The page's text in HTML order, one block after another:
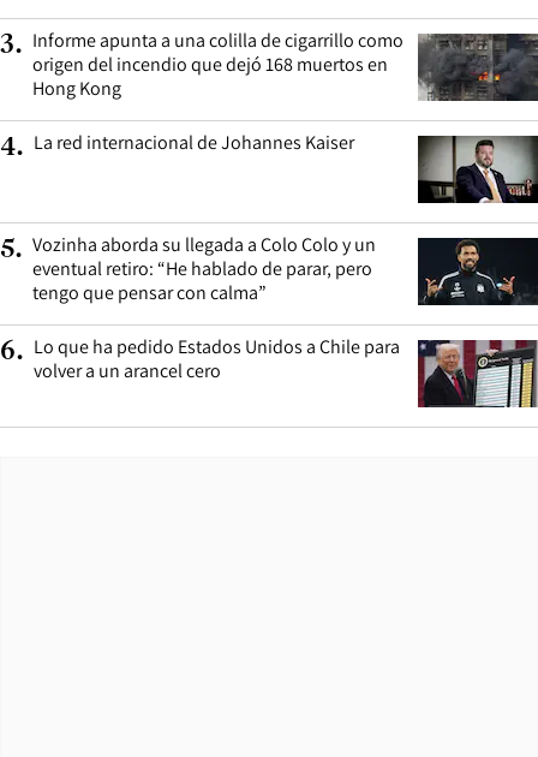
3. Informe apunta a una colilla de cigarrillo como
origen del incendio que dejó 168 muertos en
Hong Kong
4. La red internacional de Johannes Kaiser
5. Vozinha aborda su llegada a Colo Colo y un
eventual retiro: “He hablado de parar, pero
tengo que pensar con calma”
6. Lo que ha pedido Estados Unidos a Chile para
volver a un arancel cero